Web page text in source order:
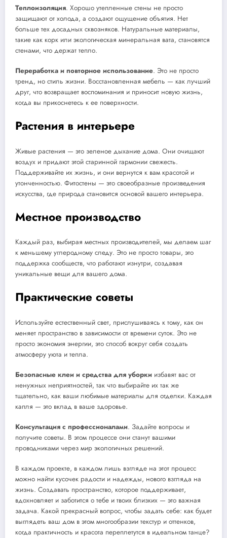
Теплоизоляция. Хорошо утепленные стены не просто
защищают от холода, а создают ощущение объятия. Нет
больше тех досадных сквозняков. Натуральные материалы,
такие как корк или экологическая минеральная вата, становятся
стенами, что держат тепло.
Переработка и повторное использование. Это не просто
тренд, но стиль жизни. Восстановленная мебель — как лучший
друг, что возвращает воспоминания и приносит новую жизнь,
когда вы прикоснетесь к ее поверхности.
Растения в интерьере
Живые растения — это зеленое дыхание дома. Они очищают
воздух и придают этой старинной гармонии свежесть.
Поддерживайте их жизнь, и они вернутся к вам красотой и
утонченностью. Фитостены — это своеобразные произведения
искусства, где природа становится основой вашего интерьера.
Местное производство
Каждый раз, выбирая местных производителей, мы делаем шаг
к меньшему углеродному следу. Это не просто товары, это
поддержка сообществ, что работают изнутри, создавая
уникальные вещи для вашего дома.
Практические советы
Используйте естественный свет, прислушиваясь к тому, как он
меняет пространство в зависимости от времени суток. Это не
просто экономия энергии, это способ вокруг себя создать
атмосферу уюта и тепла.
Безопасные клеи и средства для уборки избавят вас от
ненужных неприятностей, так что выбирайте их так же
тщательно, как ваши любимые материалы для отделки. Каждая
капля — это вклад в ваше здоровье.
Консультация с профессионалами. Задайте вопросы и
получите советы. В этом процессе они станут вашими
проводниками через мир экологичных решений.
В каждом проекте, в каждом лишь взгляде на этот процесс
можно найти кусочек радости и надежды, нового взгляда на
жизнь. Создавать пространство, которое поддерживает,
вдохновляет и заботится о тебе и твоих близких — это важная
задача. Какой прекрасный вопрос, чтобы задать себе: как будет
выглядеть ваш дом в этом многообразии текстур и оттенков,
когда практичность и красота переплетутся в идеальном танце?